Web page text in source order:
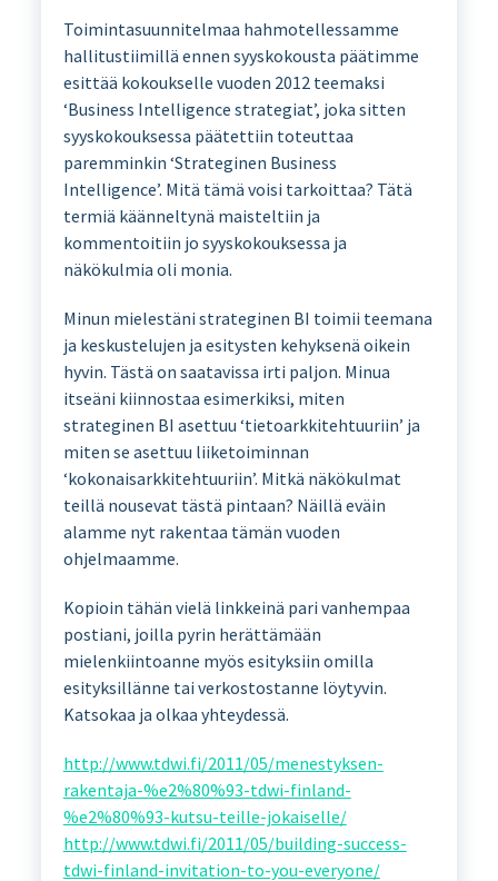
Toimintasuunnitelmaa hahmotellessamme
hallitustiimillä ennen syyskokousta päätimme
esittää kokoukselle vuoden 2012 teemaksi
‘Business Intelligence strategiat’, joka sitten
syyskokouksessa päätettiin toteuttaa
paremminkin ‘Strateginen Business
Intelligence’. Mitä tämä voisi tarkoittaa? Tätä
termiä käänneltynä maisteltiin ja
kommentoitiin jo syyskokouksessa ja
näkökulmia oli monia.
Minun mielestäni strateginen BI toimii teemana
ja keskustelujen ja esitysten kehyksenä oikein
hyvin. Tästä on saatavissa irti paljon. Minua
itseäni kiinnostaa esimerkiksi, miten
strateginen BI asettuu ‘tietoarkkitehtuuriin’ ja
miten se asettuu liiketoiminnan
‘kokonaisarkkitehtuuriin’. Mitkä näkökulmat
teillä nousevat tästä pintaan? Näillä eväin
alamme nyt rakentaa tämän vuoden
ohjelmaamme.
Kopioin tähän vielä linkkeinä pari vanhempaa
postiani, joilla pyrin herättämään
mielenkiintoanne myös esityksiin omilla
esityksillänne tai verkostostanne löytyvin.
Katsokaa ja olkaa yhteydessä.
http://www.tdwi.fi/2011/05/menestyksen-
rakentaja-%e2%80%93-tdwi-finland-
%e2%80%93-kutsu-teille-jokaiselle/
http://www.tdwi.fi/2011/05/building-success-
tdwi-finland-invitation-to-you-everyone/